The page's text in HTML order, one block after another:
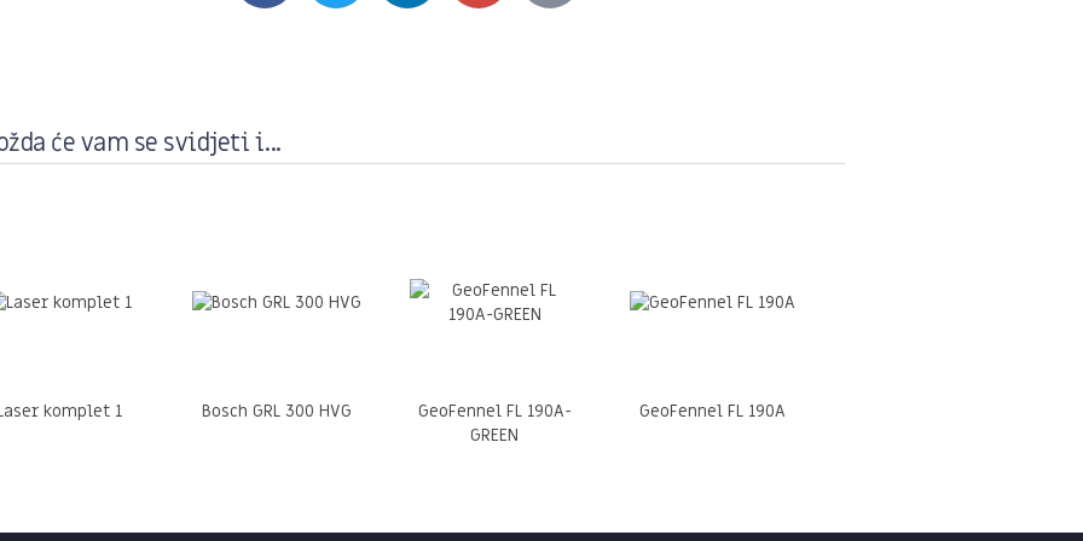
će vam se svidjeti i...
komplet 1 Bosch GRL 300 HVG
GeoFennel FL 190A-
GREEN
GeoFennel FL 190A